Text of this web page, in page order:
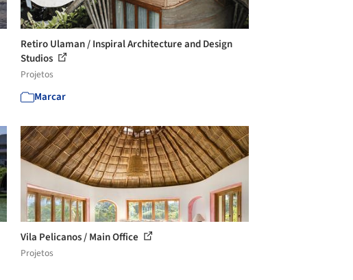
Retiro Ulaman / Inspiral Architecture and Design
Studios
Projetos
Marcar
Vila Pelicanos / Main Office
Projetos